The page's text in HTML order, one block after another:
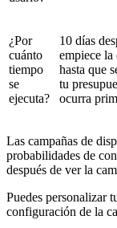
¿Por
cuánto
tiempo
se
ejecuta?
10 días
empiece la
hasta que
tu
ocurra
Las campañas de
probabilidades de
después de ver la
Puedes personalizar
configuración de la